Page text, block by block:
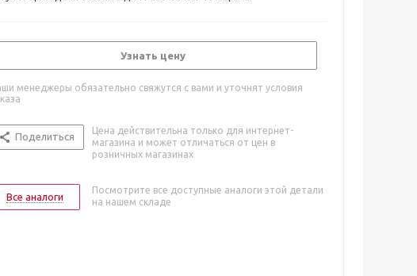
Узнать цену
менеджеры обязательно свяжутся с вами и уточнят условия
Поделиться
Цена действительна только для интернет-
магазина и может отличаться от цен в
розничных магазинах
Все аналоги
Посмотрите все доступные аналоги этой детали
на нашем складе